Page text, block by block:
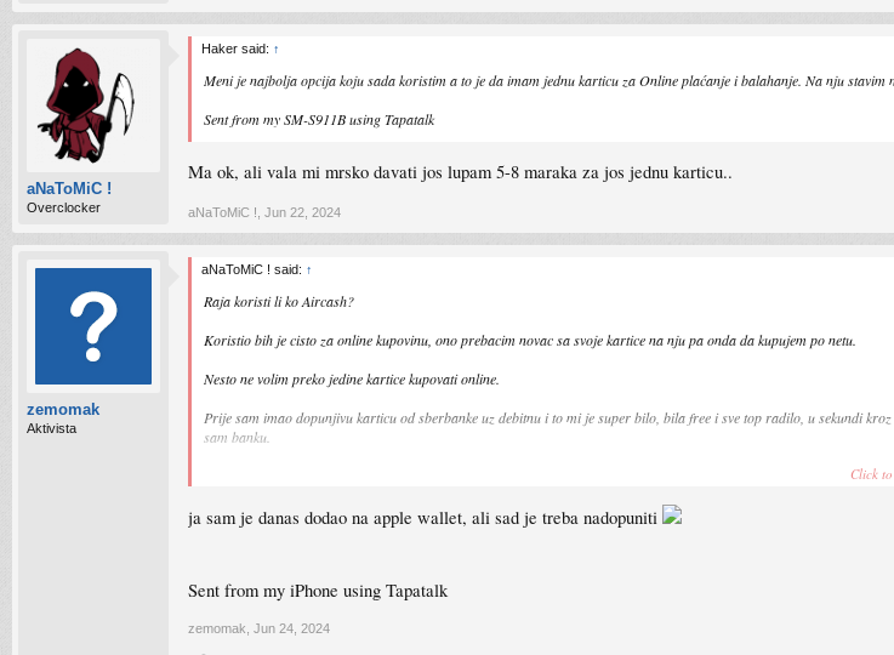
aNaToMiC !
Overclocker
Haker said: ↑
Meni je najbolja opcija koju sada koristim a to je da imam jednu karticu za Online plaćanje i balahanje. Na nju stavim
Sent from my SM-S911B using Tapatalk
Ma ok, ali vala mi mrsko davati jos lupam 5-8 maraka za jos jednu karticu..
aNaToMiC ! Jun 22, 2024
zemomak
Aktivista
aNaToMiC ! said: ↑
Raja koristi li ko Aircash?
Koristio bih je cisto za online kupovinu, ono prebacim novac sa svoje kartice na nju pa onda da kupujem po netu.
Nesto ne volim preko jedine kartice kupovati online.
Prije sam imao dopunjivu karticu od sberbanke uz debitnu i to mi je super bilo, bila free i sve top radilo, u sekundi
sam banku.
Zanima me koristi li ko aircash ili nesto slicno, koje metode koristite ako ih ima za sigurniju malo varijantu onlineClick
ja sam je danas dodao na apple wallet, ali sad je treba nadopuniti
Sent from my iPhone using Tapatalk
zemomak Jun 24, 2024